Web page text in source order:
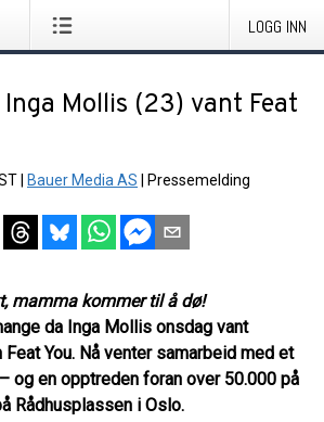
LOGG INN
Mollis (23) vant Feat
Bauer Media AS Pressemelding
mamma kommer til å dø!
da Inga Mollis onsdag vant
You. Nå venter samarbeid med et
og en opptreden foran over 50.000 på
Rådhusplassen i Oslo.